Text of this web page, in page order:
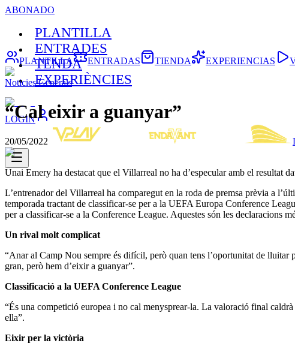
ABONADO
PLANTILLA
ENTRADES
TENDA
EXPERIÈNCIES
LOGIN
PLANTILLA ENTRADAS TIENDA EXPERIENCIAS
Noticies Generals
“Cal eixir a guanyar”
20/05/2022
Unai Emery ha destacat que el Villarreal no ha d’especular amb el resultat
L’entrenador del Villarreal ha comparegut en la roda de premsa prèvia a
temporada tractant de classificar-se per a la UEFA Europa Conference
per a classificar-se a la Conference League. Aquestes són les declaracions
Un rival molt complicat
“Anar al Camp Nou sempre és difícil, però quan tens l’oportunitat de
gran, però hem d’eixir a guanyar”.
Classificació a la UEFA Conference League
“És una competició europea i no cal menysprear-la. La valoració final
ella”.
Eixir per la victòria